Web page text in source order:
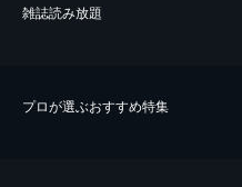
雑誌読み放題
プロが選ぶおすすめ特集